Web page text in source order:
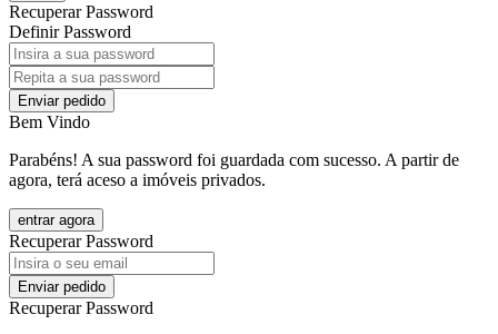
Recuperar Password
Definir Password
Enviar pedido
Bem Vindo
Parabéns! A sua password foi guardada com sucesso. A partir de
agora, terá aceso a imóveis privados.
entrar agora
Recuperar Password
Enviar pedido
Recuperar Password